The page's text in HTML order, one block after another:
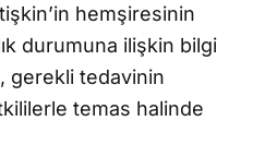
hemşiresinin
durumuna ilişkin bilgi
gerekli tedavinin
temas halinde